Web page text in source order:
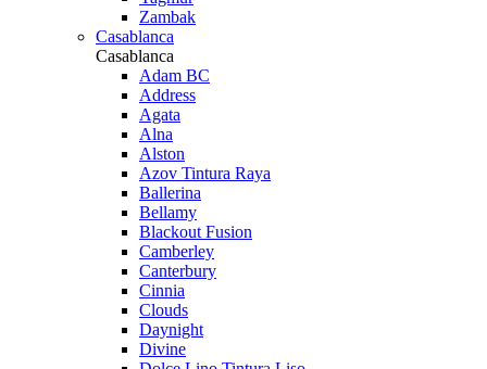
Zambak
Casablanca
Casablanca
Adam BC
Address
Agata
Alna
Alston
Azov Tintura Raya
Ballerina
Bellamy
Blackout Fusion
Camberley
Canterbury
Cinnia
Clouds
Daynight
Divine